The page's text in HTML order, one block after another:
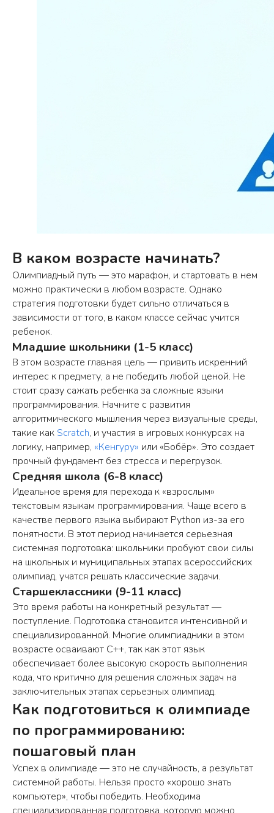
В каком возрасте начинать?
Олимпиадный путь — это марафон, и стартовать в нем
можно практически в любом возрасте. Однако
стратегия подготовки будет сильно отличаться в
зависимости от того, в каком классе сейчас учится
ребенок.
Младшие школьники (1-5 класс)
В этом возрасте главная цель — привить искренний
интерес к предмету, а не победить любой ценой. Не
стоит сразу сажать ребенка за сложные языки
программирования. Начните с развития
алгоритмического мышления через визуальные среды,
такие как Scratch, и участия в игровых конкурсах на
логику, например, «Кенгуру» или «Бобёр». Это создает
прочный фундамент без стресса и перегрузок.
Средняя школа (6-8 класс)
Идеальное время для перехода к «взрослым»
текстовым языкам программирования. Чаще всего в
качестве первого языка выбирают Python из-за его
понятности. В этот период начинается серьезная
системная подготовка: школьники пробуют свои силы
на школьных и муниципальных этапах всероссийских
олимпиад, учатся решать классические задачи.
Старшеклассники (9-11 класс)
Это время работы на конкретный результат —
поступление. Подготовка становится интенсивной и
специализированной. Многие олимпиадники в этом
возрасте осваивают C++, так как этот язык
обеспечивает более высокую скорость выполнения
кода, что критично для решения сложных задач на
заключительных этапах серьезных олимпиад.
Как подготовиться к олимпиаде
по программированию:
пошаговый план
Успех в олимпиаде — это не случайность, а результат
системной работы. Нельзя просто «хорошо знать
компьютер», чтобы победить. Необходима